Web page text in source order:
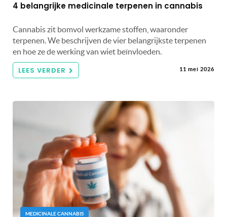
4 belangrijke medicinale terpenen in cannabis
Cannabis zit bomvol werkzame stoffen, waaronder
terpenen. We beschrijven de vier belangrijkste terpenen
en hoe ze de werking van wiet beïnvloeden.
LEES VERDER 11 mei 2026
MEDICINALE CANNABIS